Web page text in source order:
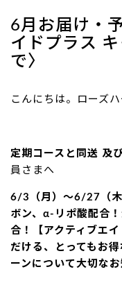
6月お届け・
イドプラス
で〉
こんにちは。ローズ
定期コースと同送 及
員さまへ
6/3（月）～6/27（木
ボン、α-リポ酸配合
合！【アクティブエ
だける、とってもお
ーンについて大切なお